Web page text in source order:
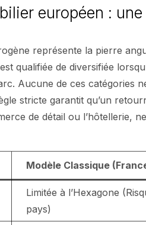
européen :
représente la pierre
est qualifiée de diversifiée
Aucune de ces catégories
stricte garantit qu’un
de détail ou l’hôtellerie,
Modèle Classique
Limitée à l’Hexagone
pays)